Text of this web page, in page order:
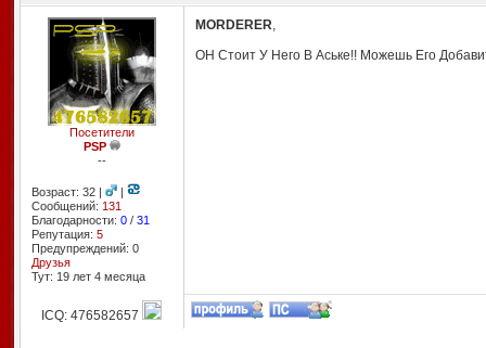
Посетители
PSP
--
Возраст: 32 |
|
Сообщений: 131
Благодарности: 0/ 31
Репутация: 5
Предупреждений: 0
Друзья
Тут: 19 лет 4 месяцa
MORDERER,
ОН Стоит У Него В Аське!! Можешь Его
ICQ: 476582657